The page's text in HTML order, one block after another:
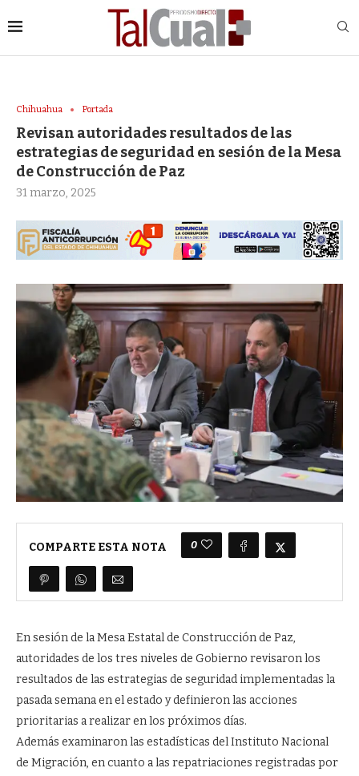
Chihuahua Portada
Revisan autoridades resultados de las
estrategias de seguridad en sesión de la Mesa
de Construcción de Paz
31 marzo, 2025
COMPARTE ESTA NOTA 0
En sesión de la Mesa Estatal de Construcción de Paz,
autoridades de los tres niveles de Gobierno revisaron los
resultados de las estrategias de seguridad implementadas la
pasada semana en el estado y definieron las acciones
prioritarias a realizar en los próximos días.
Además examinaron las estadísticas del Instituto Nacional
de Migración, en cuanto a las repatriaciones registradas por